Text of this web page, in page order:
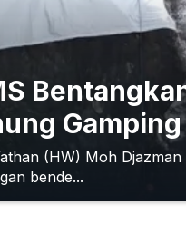
(HW) Moh Djazman
bende...